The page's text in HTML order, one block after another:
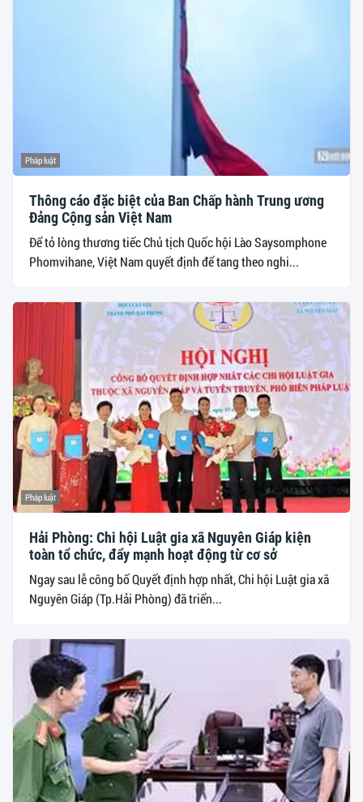
Pháp luật
Thông cáo đặc biệt của Ban Chấp hành Trung ương
Đảng Cộng sản Việt Nam
Để tỏ lòng thương tiếc Chủ tịch Quốc hội Lào Saysomphone
Phomvihane, Việt Nam quyết định để tang theo nghi...
Pháp luật
Hải Phòng: Chi hội Luật gia xã Nguyên Giáp kiện
toàn tổ chức, đẩy mạnh hoạt động từ cơ sở
Ngay sau lễ công bố Quyết định hợp nhất, Chi hội Luật gia xã
Nguyên Giáp (Tp.Hải Phòng) đã triển...